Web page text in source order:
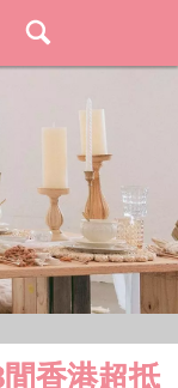
香港超抵